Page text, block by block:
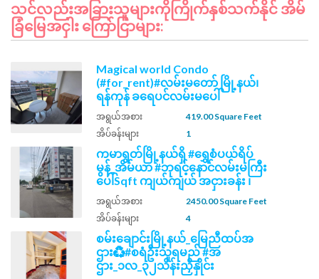
သင်လည်းအခြားသူများကိုကြိုက်နှစ်သက်နိုင် အိမ်
ခြံမြေအငှါး ကြော်ငြာများ:
Magical world Condo
(#for_rent)#လမ်းမတော် မြို့နယ်၊
ရန်ကုန် ခရေပင်လမ်းမပေါ်
အရွယ်အစား
419.00 Square Feet
အိပ်ခန်းများ
1
ကမာရွတ်မြို့နယ်ရှိ #ရွှေစံပယ်ရိပ်
မွန်_အိမ်ယာ #ဘုရင့်နောင်လမ်းမကြီး
ပေါ်Sqft ကျယ်ကျယ် အငှားခန်း ၊
အရွယ်အစား
2450.00 Square Feet
အိပ်ခန်းများ
4
စမ်းချောင်းမြို့နယ်_မြေညီထပ်အ
ဌား♻️#စရံဦးသူရမည် #အ
ဌား_၁လ_၃၂သိန်းညှိနှိုင်း